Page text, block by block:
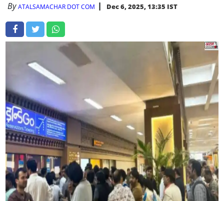
ByATALSAMACHAR DOT COM Dec 6, 2025, 13:35 IST